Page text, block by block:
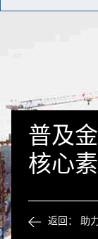
普及
核心
返回： 助